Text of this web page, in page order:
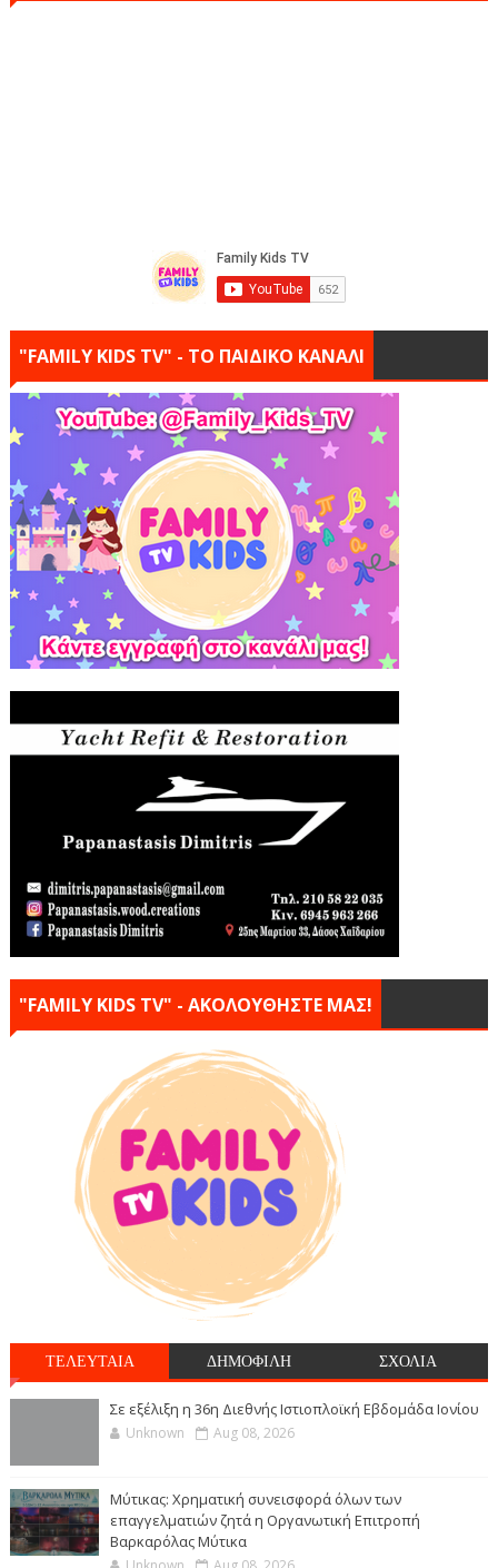
"FAMILY KIDS TV" - ΤΟ ΠΑΙΔΙΚΟ ΚΑΝΑΛΙ
"FAMILY KIDS TV" - ΑΚΟΛΟΥΘΗΣΤΕ ΜΑΣ!
ΤΕΛΕΥΤΑΙΑ ΔΗΜΟΦΙΛΗ ΣΧΟΛΙΑ
Σε εξέλιξη η 36η Διεθνής Ιστιοπλοϊκή Εβδομάδα Ιονίου
Unknown Aug 08, 2026
Μύτικας: Χρηματική συνεισφορά όλων των
επαγγελματιών ζητά η Οργανωτική Επιτροπή
Βαρκαρόλας Μύτικα